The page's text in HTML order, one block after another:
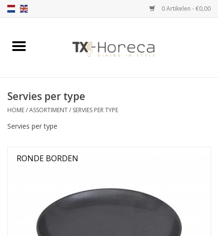
0 Artikelen - €0,00
Home
Catalogi
Partnership Qookingtable
Merken
Servies per type
HOME/ASSORTIMENT/ SERVIES PER TYPE
Servies per type
RONDE BORDEN